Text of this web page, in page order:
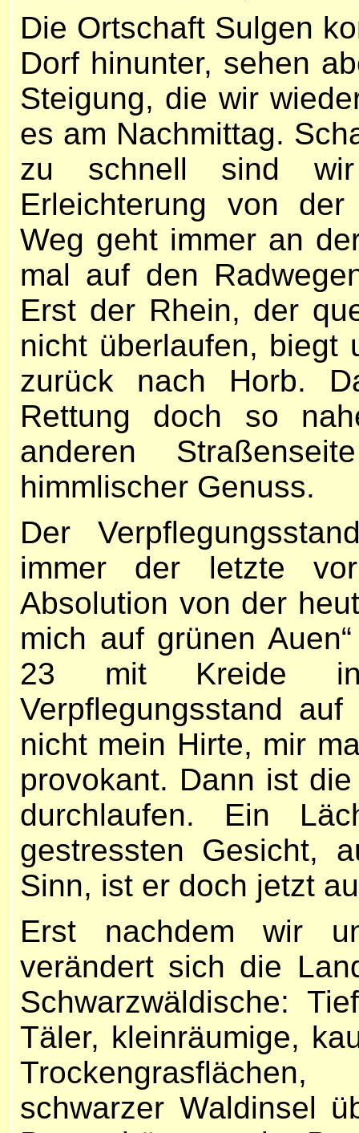
Die Ortschaft Sulgen
Dorf hinunter, sehen
Steigung, die wir
es am Nachmittag.
zu schnell sind
Erleichterung von
Weg geht immer an
mal auf den
Erst der Rhein, der
nicht überlaufen, biegt
zurück nach Horb.
Rettung doch so
anderen
himmlischer Genuss.
Der
immer der letzte
Absolution von der
mich auf grünen
23 mit Kreide
Verpflegungsstand
nicht mein Hirte, mir
provokant. Dann ist
durchlaufen. Ein
gestressten Gesicht,
Sinn, ist er doch jetzt
Erst nachdem wir
verändert sich die
Schwarzwäldische:
Täler, kleinräumige,
schwarzer Waldinsel